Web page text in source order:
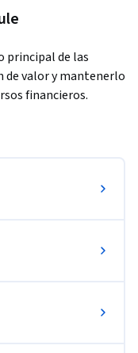
principal de las
de valor y mantenerlo
financieros.
básicas que te
idea de negocio y
una manera eficiente.
financiera para